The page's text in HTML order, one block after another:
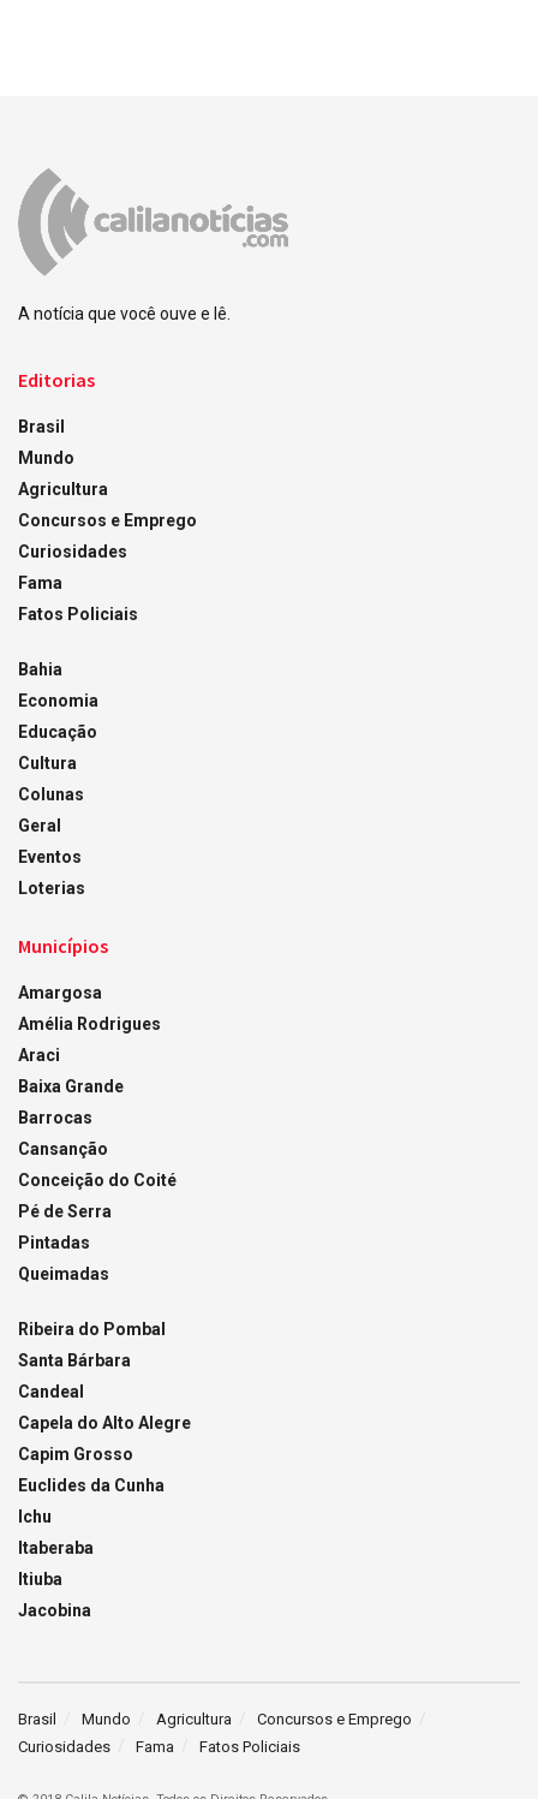
A notícia que você ouve e lê.
Editorias
Brasil
Mundo
Agricultura
Concursos e Emprego
Curiosidades
Fama
Fatos Policiais
Bahia
Economia
Educação
Cultura
Colunas
Geral
Eventos
Loterias
Municípios
Amargosa
Amélia Rodrigues
Araci
Baixa Grande
Barrocas
Cansanção
Conceição do Coité
Pé de Serra
Pintadas
Queimadas
Ribeira do Pombal
Santa Bárbara
Candeal
Capela do Alto Alegre
Capim Grosso
Euclides da Cunha
Ichu
Itaberaba
Itiuba
Jacobina
Brasil Mundo Agricultura
Concursos e Emprego
Curiosidades
Fama Fatos Policiais